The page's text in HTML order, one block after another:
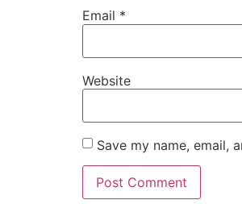
Email *
Website
Save my name, email,